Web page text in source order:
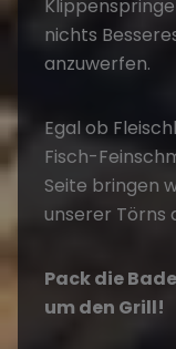
nichts
anzuwerfen.
Egal ob
Fisch-
Seite bringen
unserer Törns
Pack die
um den Grill!